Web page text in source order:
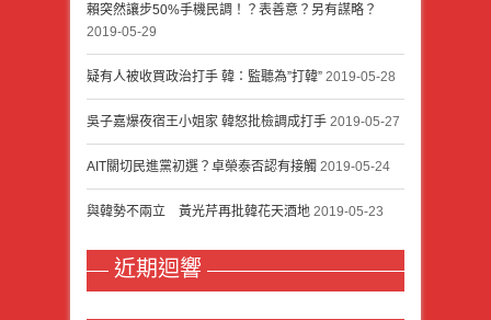
賴突然讓步50%手機民調！？表善意？另有謀略？
2019-05-29
疑有人被收買政治打手 韓：監聽為”打韓” 2019-05-28
吳子嘉爆夜宿王小姐家 韓怒批檢調成打手 2019-05-27
AIT關切民進黨初選？卓榮泰否認有接觸 2019-05-24
與韓勢不兩立 黃光芹再批韓花天酒地 2019-05-23
近期迴響